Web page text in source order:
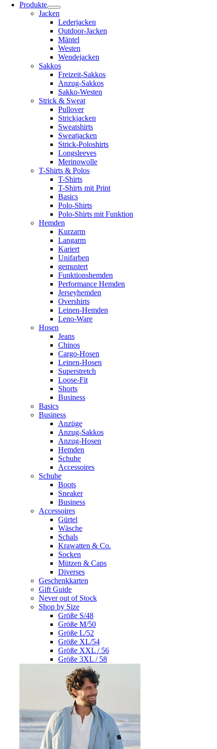
Produkte
Jacken
Lederjacken
Outdoor-Jacken
Mäntel
Westen
Wendejacken
Sakkos
Freizeit-Sakkos
Anzug-Sakkos
Sakko-Westen
Strick & Sweat
Pullover
Strickjacken
Sweatshirts
Sweatjacken
Strick-Poloshirts
Longsleeves
Merinowolle
T-Shirts & Polos
T-Shirts
T-Shirts mit Print
Basics
Polo-Shirts
Polo-Shirts mit Funktion
Hemden
Kurzarm
Langarm
Kariert
Unifarben
gemustert
Funktionshemden
Performance Hemden
Jerseyhemden
Overshirts
Leinen-Hemden
Leno-Ware
Hosen
Jeans
Chinos
Cargo-Hosen
Leinen-Hosen
Superstretch
Loose-Fit
Shorts
Business
Basics
Business
Anzüge
Anzug-Sakkos
Anzug-Hosen
Hemden
Schuhe
Accessoires
Schuhe
Boots
Sneaker
Business
Accessoires
Gürtel
Wäsche
Schals
Krawatten & Co.
Socken
Mützen & Caps
Diverses
Geschenkkarten
Gift Guide
Never out of Stock
Shop by Size
Größe S/48
Größe M/50
Größe L/52
Größe XL/54
Größe XXL / 56
Größe 3XL / 58